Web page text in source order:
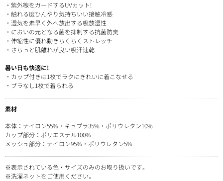
・紫外線をガードするUVカット!
・触れる度ひんやり気持ちいい接触冷感
・湿気を素早く外へ放出する吸放湿性
・においの元となる菌を抑制する抗菌防臭
・伸縮性に優れ動きらくらくストレッチ
・さらっと肌離れが良い吸汗速乾
暑い日も快適に!
・カップ付きは1枚でラクにきれいに着こなせる
・ブラなし1枚で着られる
素材
本体：ナイロン55%・キュプラ35%・ポリウレタン10%
カップ部分：ポリエステル100%
メッシュ部分：ナイロン95%・ポリウレタン5%
※表示されている色・サイズのみのお取り扱いです。
※洗濯ネットをご使用ください。